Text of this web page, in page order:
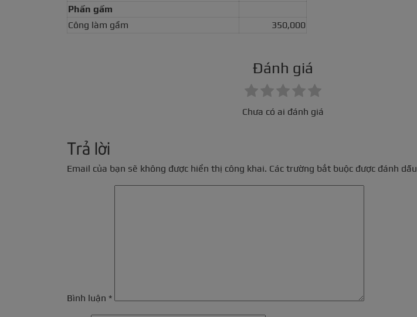
Phần gầm
Công làm gầm
350,000
Đánh giá
Chưa có ai đánh giá
Trả lời
Email của bạn sẽ không được hiển thị công khai. Các trường bắt buộc được đánh dấu
Bình luận *